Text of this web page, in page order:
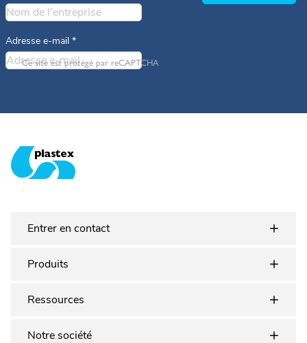
Adresse e-mail *
Ce site est protégé par reCAPTCHA
Entrer en contact
Produits
Ressources
Notre société